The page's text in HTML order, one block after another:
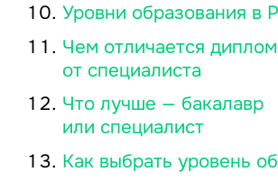
Уровни образования в
Чем отличается
от специалиста
Что лучше — бакалавр
или специалист
Как выбрать уровень